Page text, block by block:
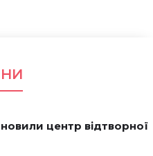
центр відтворної